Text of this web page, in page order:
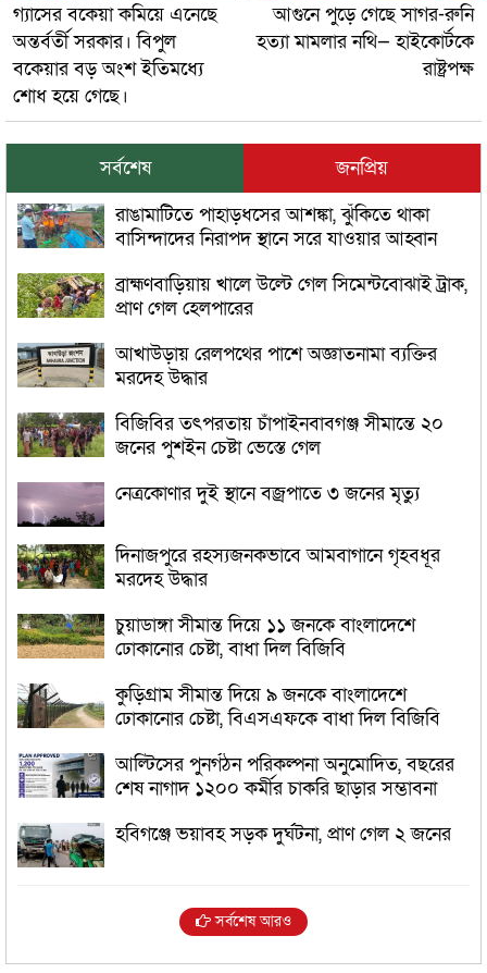
গ্যাসের বকেয়া কমিয়ে এনেছে
অন্তর্বর্তী সরকার। বিপুল
বকেয়ার বড় অংশ ইতিমধ্যে
শোধ হয়ে গেছে।
আগুনে পুড়ে গেছে সাগর-রুনি
হত্যা মামলার নথি— হাইকোর্টকে
রাষ্ট্রপক্ষ
সর্বশেষ
জনপ্রিয়
রাঙামাটিতে পাহাড়ধসের আশঙ্কা, ঝুঁকিতে থাকা
বাসিন্দাদের নিরাপদ স্থানে সরে যাওয়ার আহ্বান
ব্রাহ্মণবাড়িয়ায় খালে উল্টে গেল সিমেন্টবোঝাই ট্রাক,
প্রাণ গেল হেলপারের
আখাউড়ায় রেলপথের পাশে অজ্ঞাতনামা ব্যক্তির
মরদেহ উদ্ধার
বিজিবির তৎপরতায় চাঁপাইনবাবগঞ্জ সীমান্তে ২০
জনের পুশইন চেষ্টা ভেস্তে গেল
নেত্রকোণার দুই স্থানে বজ্রপাতে ৩ জনের মৃত্যু
দিনাজপুরে রহস্যজনকভাবে আমবাগানে গৃহবধূর
মরদেহ উদ্ধার
চুয়াডাঙ্গা সীমান্ত দিয়ে ১১ জনকে বাংলাদেশে
ঢোকানোর চেষ্টা, বাধা দিল বিজিবি
কুড়িগ্রাম সীমান্ত দিয়ে ৯ জনকে বাংলাদেশে
ঢোকানোর চেষ্টা, বিএসএফকে বাধা দিল বিজিবি
আল্টিসের পুনর্গঠন পরিকল্পনা অনুমোদিত, বছরের
শেষ নাগাদ ১২০০ কর্মীর চাকরি ছাড়ার সম্ভাবনা
হবিগঞ্জে ভয়াবহ সড়ক দুর্ঘটনা, প্রাণ গেল ২ জনের
সর্বশেষ আরও